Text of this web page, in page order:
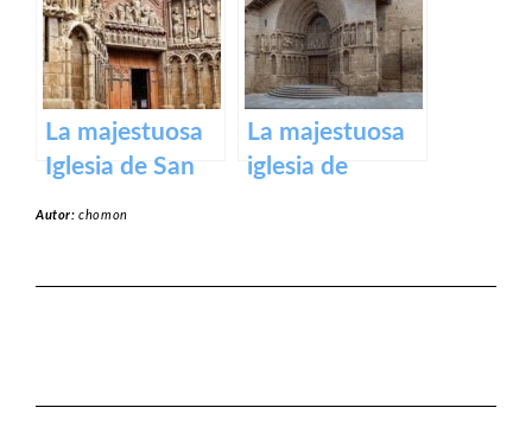
en honor a la
Virgen de la
Piedad
La majestuosa
Iglesia de San
La majestuosa
iglesia de
Autor:chomon